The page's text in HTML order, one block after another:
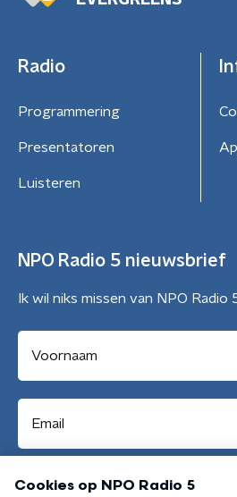
Radio
Programmering
Presentatoren
Luisteren
NPO Radio 5 nieuwsbrief
Ik wil niks missen van NPO Radio
Aanmelden